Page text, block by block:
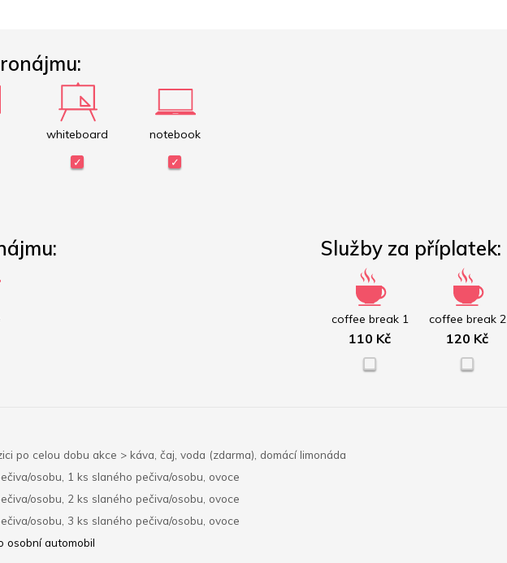
whiteboard notebook
Služby za příplatek:
coffee break 1
110 Kč
coffee break 2
120 Kč
po celou dobu akce > káva, čaj, voda (zdarma), domácí limonáda
osobu, 1 ks slaného pečiva/osobu, ovoce
osobu, 2 ks slaného pečiva/osobu, ovoce
osobu, 3 ks slaného pečiva/osobu, ovoce
osobní automobil